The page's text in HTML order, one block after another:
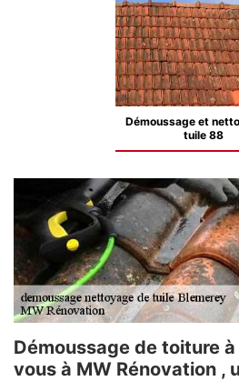
Démoussage et
tuile 88
Démoussage de toiture
vous à MW Rénovation ,